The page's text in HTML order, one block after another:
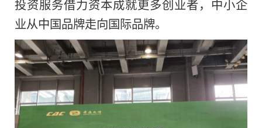
投资服务借力资本成就更多创业者，中小企
业从中国品牌走向国际品牌。